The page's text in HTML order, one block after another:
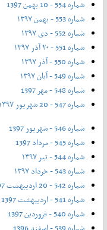
شماره 554 - 10 بهمن 1397
شماره 553 - بهمن ۱۳۹۷
شماره 552 - دی ۱۳۹۷
شماره 551 - ۲۰ آذر ۱۳۹۷
شماره 550 - آذر ۱۳۹۷
شماره 549 - آبان ۱۳۹۷
شماره 548 - مهر 1397
شماره 547 - 20 شهریور ۱۳۹۷
شماره 546 - شهریور 1397
شماره 545 - مرداد 1397
شماره 544 - تیر ۱۳۹۷
شماره 543 - خرداد ۱۳۹۷
شماره 542 - 20 اردیبهشت 1397
شماره 541 - اردیبهشت 1397
شماره 540 - فروردین 1397